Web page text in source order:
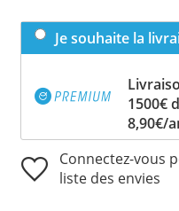
Je souhaite la
1500€
8,90€/
Connectez-vous
liste des envies